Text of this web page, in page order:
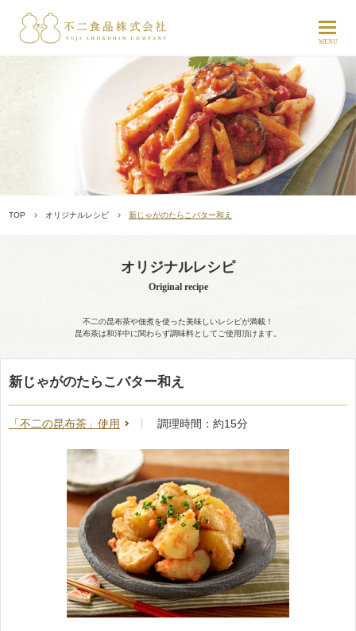
TOP オリジナルレシピ 新じゃがのたらこバター和え
オリジナルレシピ
Original recipe
不二の昆布茶や佃煮を使った美味しいレシピが満載！
昆布茶は和洋中に関わらず調味料としてご使用頂けます。
新じゃがのたらこバター和え
「不二の昆布茶」使用 調理時間：約15分